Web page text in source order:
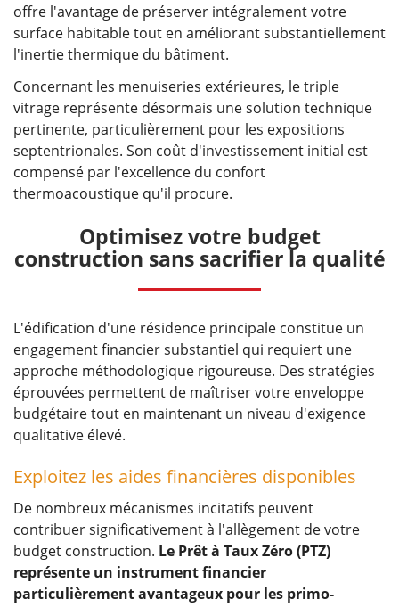
offre l'avantage de préserver intégralement votre
surface habitable tout en améliorant substantiellement
l'inertie thermique du bâtiment.
Concernant les menuiseries extérieures, le triple
vitrage représente désormais une solution technique
pertinente, particulièrement pour les expositions
septentrionales. Son coût d'investissement initial est
compensé par l'excellence du confort
thermoacoustique qu'il procure.
Optimisez votre budget
construction sans sacrifier la qualité
L'édification d'une résidence principale constitue un
engagement financier substantiel qui requiert une
approche méthodologique rigoureuse. Des stratégies
éprouvées permettent de maîtriser votre enveloppe
budgétaire tout en maintenant un niveau d'exigence
qualitative élevé.
Exploitez les aides financières disponibles
De nombreux mécanismes incitatifs peuvent
contribuer significativement à l'allègement de votre
budget construction. Le Prêt à Taux Zéro (PTZ)
représente un instrument financier
particulièrement avantageux pour les primo-